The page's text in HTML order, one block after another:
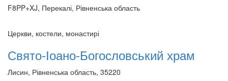
F8PP+XJ, Перекалі, Рівненська область
Церкви, костели, монастирі
Свято-Іоано-Богословський храм
Лисин, Рівненська область, 35220